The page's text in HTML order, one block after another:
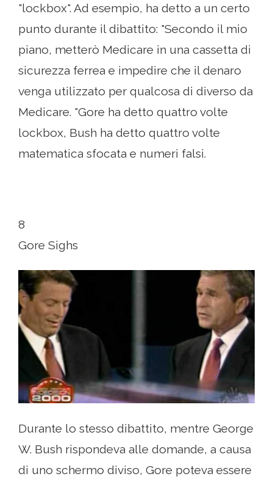
"lockbox". Ad esempio, ha detto a un certo
punto durante il dibattito: "Secondo il mio
piano, metterò Medicare in una cassetta di
sicurezza ferrea e impedire che il denaro
venga utilizzato per qualcosa di diverso da
Medicare. "Gore ha detto quattro volte
lockbox, Bush ha detto quattro volte
matematica sfocata e numeri falsi.
8
Gore Sighs
Durante lo stesso dibattito, mentre George
W. Bush rispondeva alle domande, a causa
di uno schermo diviso, Gore poteva essere